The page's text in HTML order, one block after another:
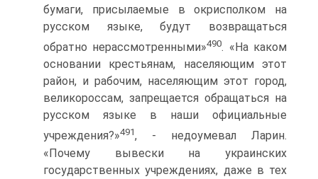
бумаги, присылаемые в окрисполком на
русском языке, будут возвращаться
обратно нерассмотренными»490. «На каком
основании крестьянам, населяющим этот
район, и рабочим, населяющим этот город,
великороссам, запрещается обращаться на
русском языке в наши официальные
учреждения?»491, - недоумевал Ларин.
«Почему вывески на украинских
государственных учреждениях, даже в тех